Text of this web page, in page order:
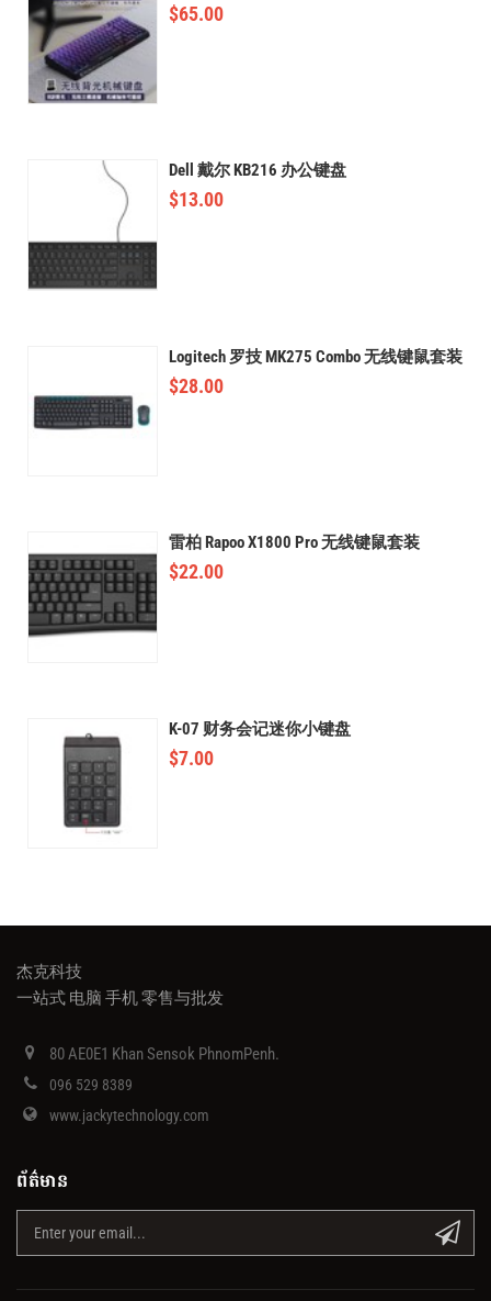
$65.00
Dell 戴尔 KB216 办公键盘
$13.00
Logitech 罗技 MK275 Combo 无线键鼠套装
$28.00
雷柏 Rapoo X1800 Pro 无线键鼠套装
$22.00
K-07 财务会记迷你小键盘
$7.00
杰克科技
一站式 电脑 手机 零售与批发
80 AE0E1 Khan Sensok PhnomPenh.
096 529 8389
www.jackytechnology.com
ព័ត៌មាន